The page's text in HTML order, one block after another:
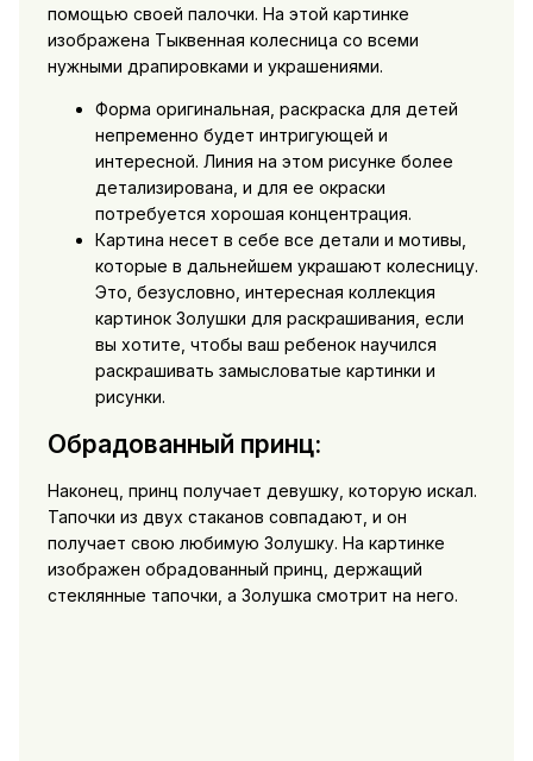
помощью своей палочки. На этой картинке
изображена Тыквенная колесница со всеми
нужными драпировками и украшениями.
Форма оригинальная, раскраска для детей
непременно будет интригующей и
интересной. Линия на этом рисунке более
детализирована, и для ее окраски
потребуется хорошая концентрация.
Картина несет в себе все детали и мотивы,
которые в дальнейшем украшают колесницу.
Это, безусловно, интересная коллекция
картинок Золушки для раскрашивания, если
вы хотите, чтобы ваш ребенок научился
раскрашивать замысловатые картинки и
рисунки.
Обрадованный принц:
Наконец, принц получает девушку, которую искал.
Тапочки из двух стаканов совпадают, и он
получает свою любимую Золушку. На картинке
изображен обрадованный принц, держащий
стеклянные тапочки, а Золушка смотрит на него.